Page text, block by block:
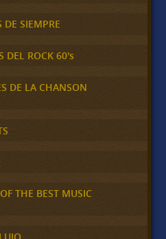
SIEMPRE
DEL ROCK 60's
DE LA CHANSON
THE BEST MUSIC